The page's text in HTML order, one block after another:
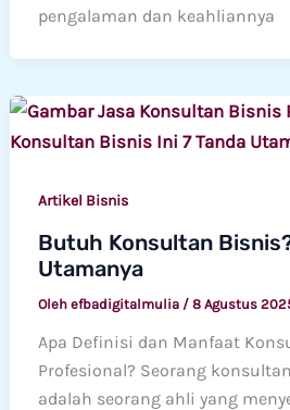
pengalaman dan keahliannya
Artikel Bisnis
Butuh Konsultan
Utamanya
Oleh efbadigitalmulia / 8 Agustus
Apa Definisi dan Manfaat
Profesional? Seorang
adalah seorang ahli yang